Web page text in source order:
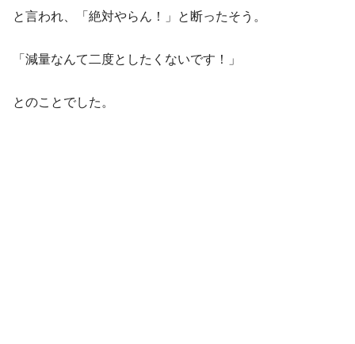
と言われ、「絶対やらん！」と断ったそう。
「減量なんて二度としたくないです！」
とのことでした。